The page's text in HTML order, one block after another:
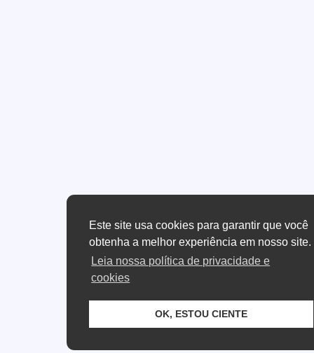
Este site usa cookies para garantir que você
obtenha a melhor experiência em nosso site.
Leia nossa política de privacidade e
cookies
OK, ESTOU CIENTE